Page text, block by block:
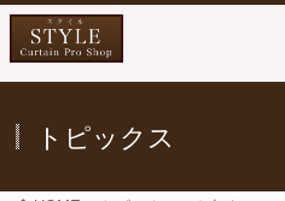
トピックス